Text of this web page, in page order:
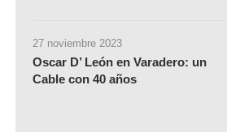
27 noviembre 2023
Oscar D’ León en Varadero: un
Cable con 40 años